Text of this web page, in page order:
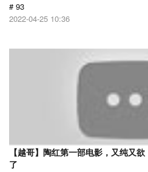
# 93
2022-04-25 10:36
【越哥】陶红第一部电影，又纯又
了